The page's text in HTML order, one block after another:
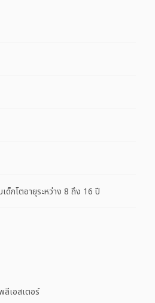
ด็กโตอายุระหว่าง 8 ถึง 16 ปี
ลีเอสเตอร์